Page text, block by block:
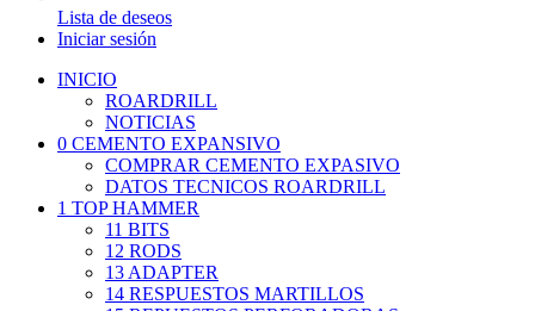
Lista de deseos
Iniciar sesión
INICIO
ROARDRILL
NOTICIAS
0 CEMENTO EXPANSIVO
COMPRAR CEMENTO EXPASIVO
DATOS TECNICOS ROARDRILL
1 TOP HAMMER
11 BITS
12 RODS
13 ADAPTER
14 RESPUESTOS MARTILLOS